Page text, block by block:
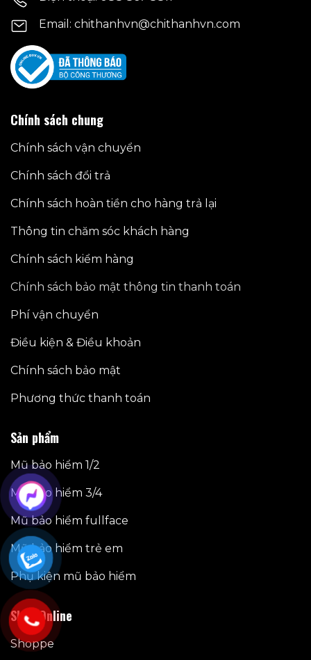
Email: chithanhvn@chithanhvn.com
Chính sách chung
Chính sách vận chuyển
Chính sách đổi trả
Chính sách hoàn tiền cho hàng trả lại
Thông tin chăm sóc khách hàng
Chính sách kiểm hàng
Chính sách bảo mật thông tin thanh toán
Phí vận chuyển
Điều kiện & Điều khoản
Chính sách bảo mật
Phương thức thanh toán
Sản phẩm
Mũ bảo hiểm 1/2
Mũ bảo hiểm 3/4
Mũ bảo hiểm fullface
Mũ bảo hiểm trẻ em
Phụ kiện mũ bảo hiểm
Shop Online
Shoppe